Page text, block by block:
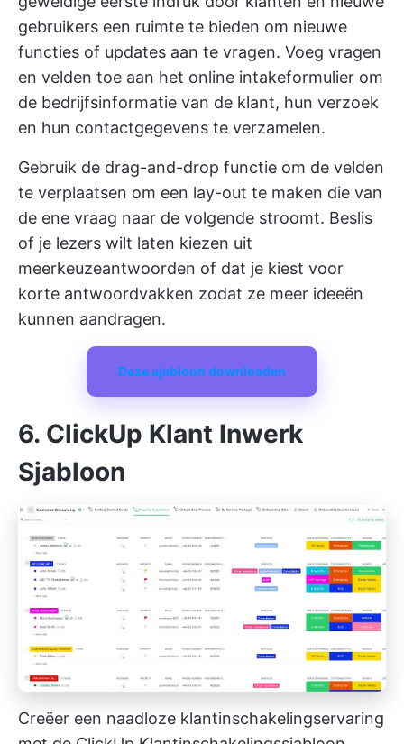
gebruikers een ruimte te bieden om nieuwe
functies of updates aan te vragen. Voeg vragen
en velden toe aan het online intakeformulier om
de bedrijfsinformatie van de klant, hun verzoek
en hun contactgegevens te verzamelen.
Gebruik de drag-and-drop functie om de velden
te verplaatsen om een lay-out te maken die van
de ene vraag naar de volgende stroomt. Beslis
of je lezers wilt laten kiezen uit
meerkeuzeantwoorden of dat je kiest voor
korte antwoordvakken zodat ze meer ideeën
kunnen aandragen.
Deze sjabloon downloaden
6. ClickUp Klant Inwerk
Sjabloon
Creëer een naadloze klantinschakelingservaring